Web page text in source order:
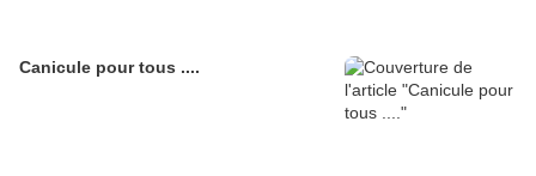
Canicule pour tous ....